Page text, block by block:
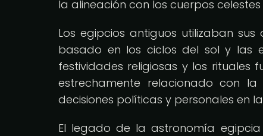
la alineación con los cuerpos
Los egipcios antiguos utilizaban
basado en los ciclos del sol y las
festividades religiosas y los rituales
estrechamente relacionado con
decisiones políticas y personales en
El legado de la astronomía